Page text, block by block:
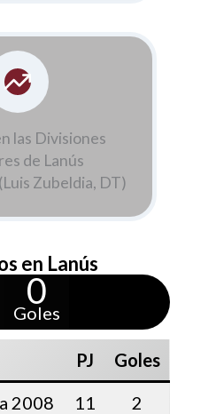
las Divisiones
de Lanús
Zubeldia, DT)
en Lanús
0
Goles
PJ
Goles
2008
11
2